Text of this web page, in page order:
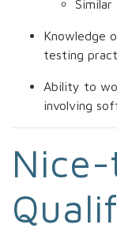
Knowledge
testing
Ability to
involving